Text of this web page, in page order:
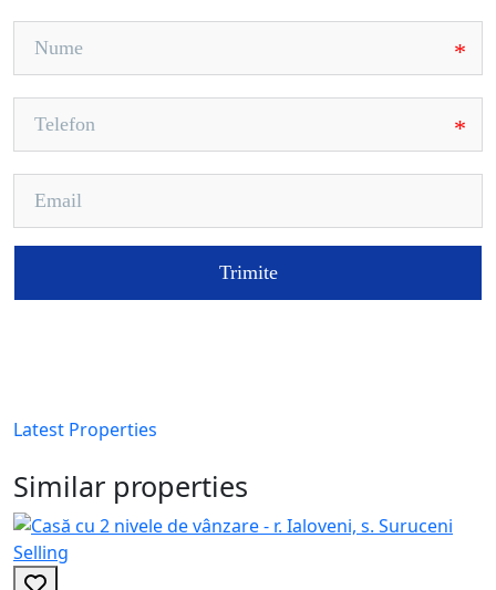
Latest Properties
Similar properties
Selling